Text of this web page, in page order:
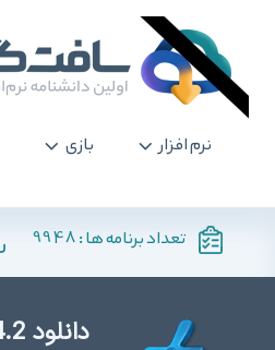
نرم افزار بازی
تعداد برنامه ها :9948